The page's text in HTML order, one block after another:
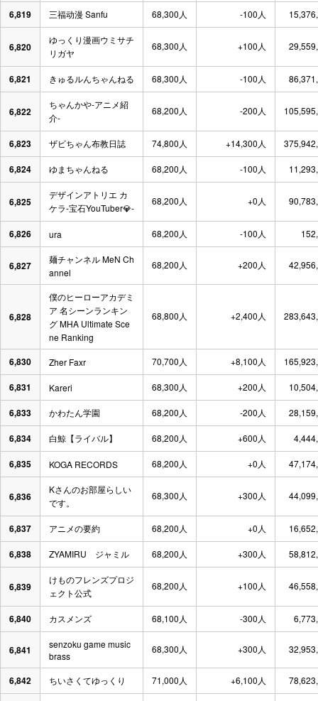
6,819 三福动漫 Sanfu 68,300人 -100人
6,820
ゆっくり漫画ウミサチ
リガヤ
68,300人 +100人
6,821 きゅるルんちゃんねる 68,300人 -100人
6,822
ちゃんかや-アニメ紹
介-
68,200人 -200人
6,823 ザビちゃん布教日誌 74,800人 +14,300人
6,824 ゆまちゃんねる 68,200人 -100人
6,825
デザインアトリエ カ
ケラ-宝石YouTuber💎-
68,200人 +0人
6,826 ura 68,200人 -100人
6,827
麺チャンネル MeN Ch
annel
68,200人 +200人
6,828
僕のヒーローアカデミ
ア 名シーンランキン
グ MHA Ultimate Sce
ne Ranking
68,800人 +2,400人
6,830 Zher Faxr 70,700人 +8,100人
6,831 Kareri 68,300人 +200人
6,833 かわたん学園 68,200人 -200人
6,834 白鯨【ライバル】 68,200人 +600人
6,835 KOGA RECORDS 68,200人 +0人
6,836
Kさんのお部屋らしい
です。
68,300人 +300人
6,837 アニメの要約 68,200人 +0人
6,838 ZYAMIRU ジャミル 68,200人 +300人
6,839
けものフレンズプロジ
ェクト公式
68,200人 +100人
6,840 カスメンズ 68,100人 -300人
6,841
senzoku game music
brass
68,300人 +300人
6,842 ちいさくてゆっくり 71,000人 +6,100人